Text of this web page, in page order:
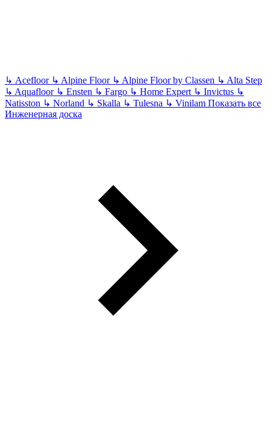
↳ Acefloor ↳ Alpine Floor ↳ Alpine Floor by Classen ↳ Alta Step
↳ Aquafloor ↳ Ensten ↳ Fargo ↳ Home Expert ↳ Invictus ↳
Natisston ↳ Norland ↳ Skalla ↳ Tulesna ↳ Vinilam Показать все
Инженерная доска